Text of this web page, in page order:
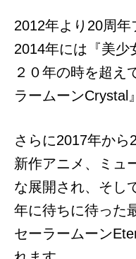
2012年より20周年
2014年には『美少
２０年­の時を超
ラームーンCrystal
さらに2017年から
新作アニメ、ミュ
な展開され、そし
年に待ちに待った
セーラームーン